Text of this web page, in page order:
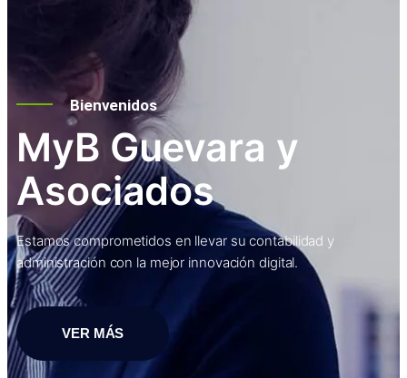
Bienvenidos
MyB Guevara y
Asociados
Estamos comprometidos en llevar su contabilidad y
administración con la mejor innovación digital.
VER MÁS